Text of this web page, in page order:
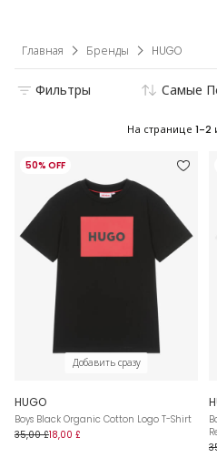
Главная Бренды HUGO
Фильтры Самые
На странице 1-2
50% OFF
Добавить сразу
HUGO
Boys Black Organic Cotton Logo T-Shirt
35,00 £18,00 £